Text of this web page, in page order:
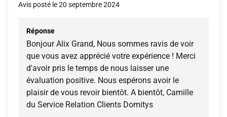
Avis posté le 20 septembre 2024
Réponse
Bonjour Alix Grand, Nous sommes ravis de voir
que vous avez apprécié votre expérience ! Merci
d'avoir pris le temps de nous laisser une
évaluation positive. Nous espérons avoir le
plaisir de vous revoir bientôt. A bientôt, Camille
du Service Relation Clients Domitys